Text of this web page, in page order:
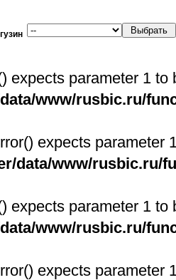
expects parameter 1
www/rusbic.ru/
expects parameter
data/www/rusbic.ru/
expects parameter 1
www/rusbic.ru/
expects parameter